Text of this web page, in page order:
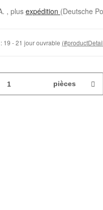
, plusexpédition (Deutsche
19 - 21 jour ouvrable
pièces